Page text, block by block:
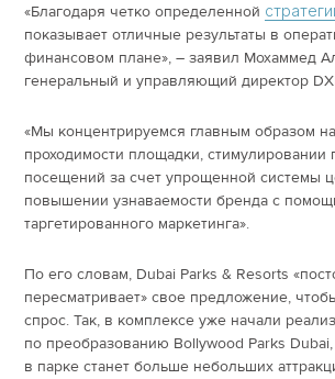
«Благодаря четко определенной
показывает отличные результаты в
финансовом плане», – заявил Мохаммед
генеральный и управляющий директор
«Мы концентрируемся главным образом
проходимости площадки, стимулировании
посещений за счет упрощенной системы
повышении узнаваемости бренда с
таргетированного маркетинга».
По его словам, Dubai Parks & Resorts
пересматривает» свое предложение,
спрос. Так, в комплексе уже начали
по преобразованию Bollywood Parks
в парке станет больше небольших